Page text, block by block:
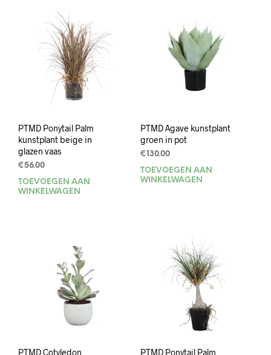
PTMD Ponytail Palm
kunstplant beige in
glazen vaas
€56.00
TOEVOEGEN AAN
WINKELWAGEN
PTMD Agave kunstplant
groen in pot
€ 130.00
TOEVOEGEN AAN
WINKELWAGEN
PTMD Cotyledon
PTMD Ponytail Palm